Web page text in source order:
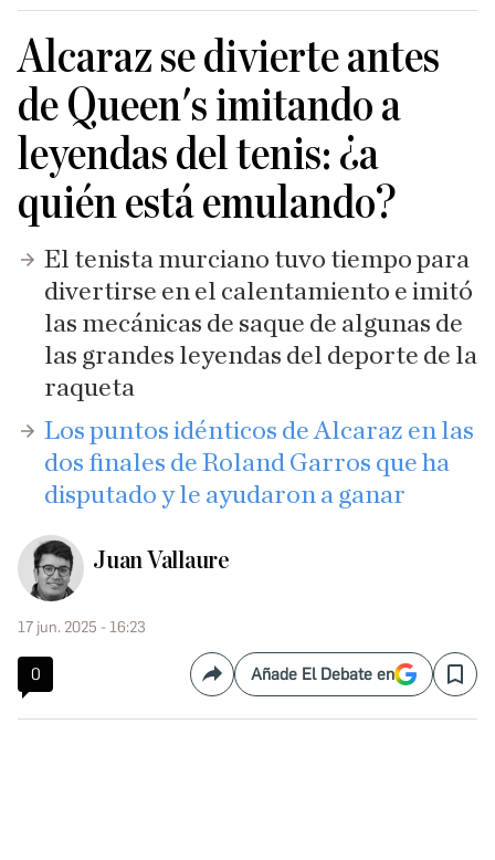
Alcaraz se divierte antes
de Queen's imitando a
leyendas del tenis: ¿a
quién está emulando?
El tenista murciano tuvo tiempo para
divertirse en el calentamiento e imitó
las mecánicas de saque de algunas de
las grandes leyendas del deporte de la
raqueta
Los puntos idénticos de Alcaraz en las
dos finales de Roland Garros que ha
disputado y le ayudaron a ganar
Juan Vallaure
17 jun. 2025 - 16:23
0 CompartirAñade El Debate en Save